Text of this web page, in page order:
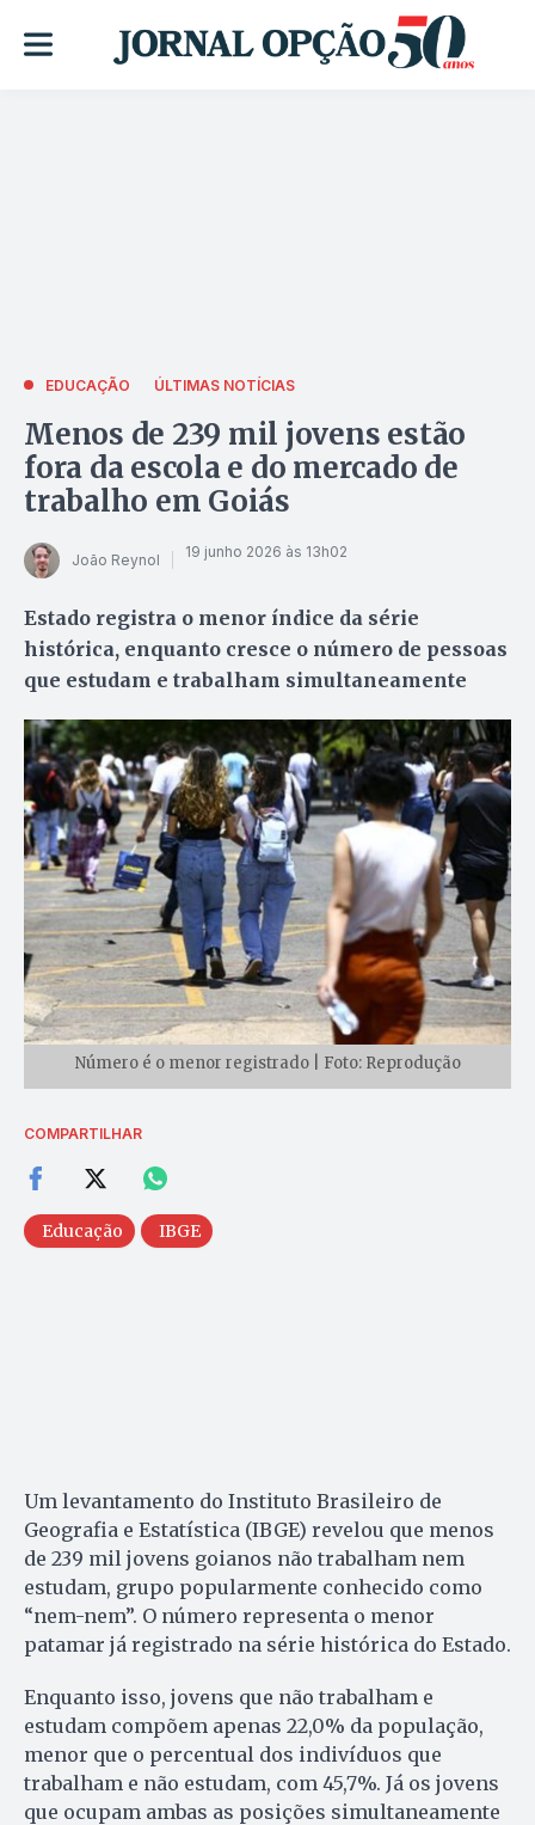
EDUCAÇÃO ÚLTIMAS NOTÍCIAS
Menos de 239 mil jovens estão
fora da escola e do mercado de
trabalho em Goiás
João Reynol 19 junho 2026 às 13h02
Estado registra o menor índice da série
histórica, enquanto cresce o número de pessoas
que estudam e trabalham simultaneamente
Número é o menor registrado | Foto: Reprodução
COMPARTILHAR
Educação IBGE
Um levantamento do Instituto Brasileiro de
Geografia e Estatística (IBGE) revelou que menos
de 239 mil jovens goianos não trabalham nem
estudam, grupo popularmente conhecido como
“nem-nem”. O número representa o menor
patamar já registrado na série histórica do Estado.
Enquanto isso, jovens que não trabalham e
estudam compõem apenas 22,0% da população,
menor que o percentual dos indivíduos que
trabalham e não estudam, com 45,7%. Já os jovens
que ocupam ambas as posições simultaneamente